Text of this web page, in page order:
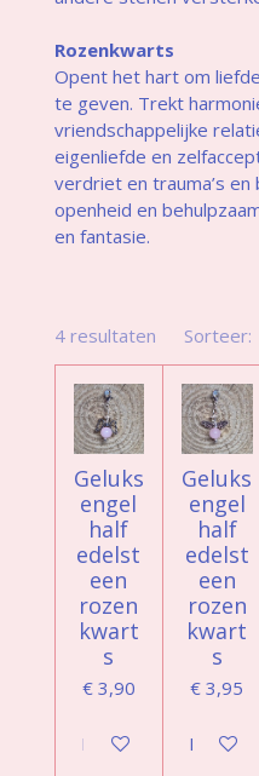
Rozenkwarts
Opent het hart om
te geven. Trekt
vriendschappelijke
eigenliefde en
verdriet en trauma’s
openheid en
en fantasie.
4 resultaten Sorteer:
Geluks
engel
half
edelst
een
rozen
kwart
s
€ 3,90
In winkelwagen
Geluks
engel
half
edelst
een
rozen
kwart
s
€ 3,95
In